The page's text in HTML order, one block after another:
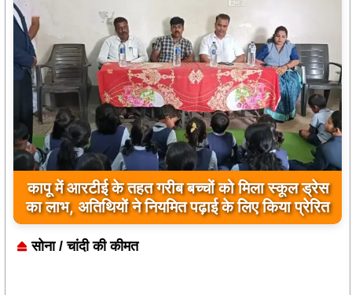
नांदघाट-मुंगेली रोड होगा फोरलेन, राज्य शासन ने मंजूर
किए 21.81 करोड़
सोना / चांदी की कीमत